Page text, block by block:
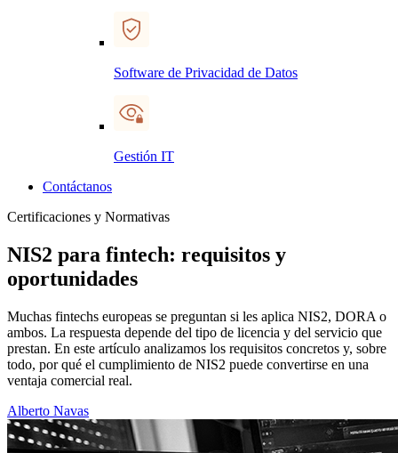
Software de Privacidad de Datos
Gestión IT
Contáctanos
Certificaciones y Normativas
NIS2 para fintech: requisitos y
oportunidades
Muchas fintechs europeas se preguntan si les aplica NIS2, DORA o
ambos. La respuesta depende del tipo de licencia y del servicio que
prestan. En este artículo analizamos los requisitos concretos y, sobre
todo, por qué el cumplimiento de NIS2 puede convertirse en una
ventaja comercial real.
Alberto Navas